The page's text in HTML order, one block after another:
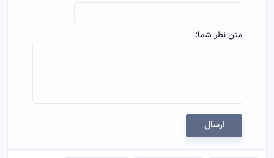
متن نظر شما:
ارسال